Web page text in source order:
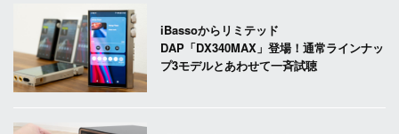
iBassoからリミテッド
DAP「DX340MAX」登場！通常ラインナッ
プ3モデルとあわせて一斉試聴